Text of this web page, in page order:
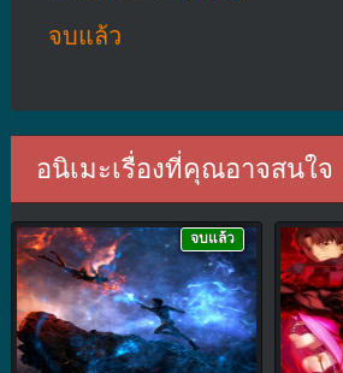
จบแล้ว
อนิเมะเรื่องที่คุณอาจสนใจ
จบแล้ว